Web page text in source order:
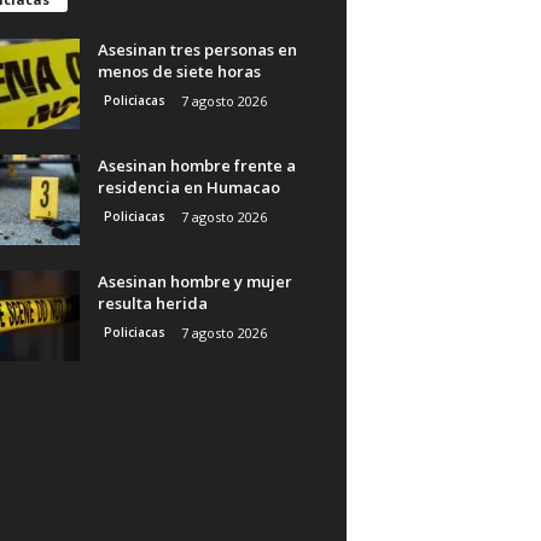
Asesinan tres personas en
menos de siete horas
Policiacas 7 agosto 2026
Asesinan hombre frente a
residencia en Humacao
Policiacas 7 agosto 2026
Asesinan hombre y mujer
resulta herida
Policiacas 7 agosto 2026